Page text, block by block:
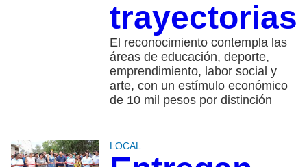
trayectorias
El reconocimiento contempla las
áreas de educación, deporte,
emprendimiento, labor social y
arte, con un estímulo económico
de 10 mil pesos por distinción
LOCAL